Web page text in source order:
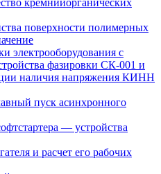
кремнийорганических
поверхности поли мерных
электрооборудования с
фазировки СК-001 и
наличия напряжения КИНН
пуск асинхронного
— устройства
и расчет его рабочих